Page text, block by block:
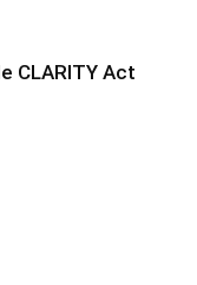
CLARITY Act